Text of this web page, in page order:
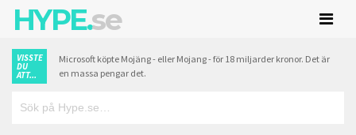
HYPE.se
VISSTE
DU
ATT...
Microsoft köpte Mojäng - eller Mojang - för 18 miljarder kronor. Det är
en massa pengar det.